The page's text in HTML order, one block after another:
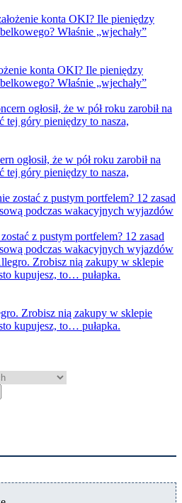
konta OKI? Ile pieniędzy
Właśnie „wjechały”
ogłosił, że w pół roku zarobił na
tej góry pieniędzy to nasza,
z pustym portfelem? 12 zasad
podczas wakacyjnych wyjazdów
Zrobisz nią zakupy w sklepie
kupujesz, to… pułapka.